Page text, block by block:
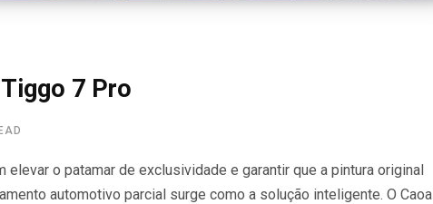
7 Pro
elevar o patamar de exclusividade e garantir que a pintura original
automotivo parcial surge como a solução inteligente. O Caoa